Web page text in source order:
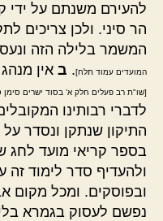
להעירם משנתם על ידי
הר סיני. ולכן צריכים
המשמר בלילה הזה
המועדים עמוד תלח]. ב אין
[שו"ת רב פעלים חלק א' בסוד ישרים סימן
לדברי רבותינו
התיקון שנתקן ונסדר
בספר קריאי מועד לחג
ולהעדיף סדר לימוד זה
ובפוסקים. ומכל מקום
נפשם לעסוק בגמרא